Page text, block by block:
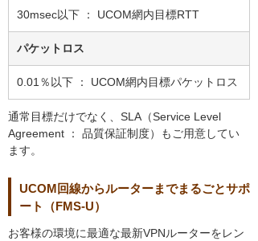
30msec以下 ： UCOM網内目標RTT
パケットロス
0.01％以下 ： UCOM網内目標パケットロス
通常目標だけでなく、SLA（Service Level
Agreement ： 品質保証制度）もご用意してい
ます。
UCOM回線からルーターまでまるごとサポ
ート（FMS-U）
お客様の環境に最適な最新VPNルーターをレン